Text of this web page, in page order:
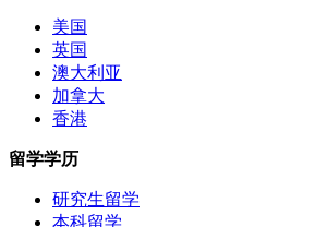
美国
英国
澳大利亚
加拿大
香港
留学学历
研究生留学
本科留学